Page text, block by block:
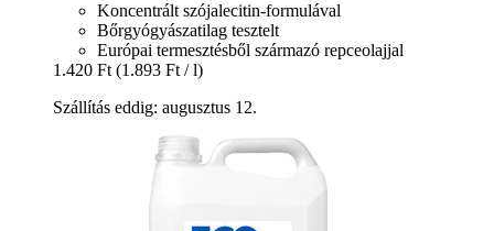
Koncentrált szójalecitin-formulával
Bőrgyógyászatilag tesztelt
Európai termesztésből származó repceolajjal
1.420 Ft (1.893 Ft / l)
Szállítás eddig: augusztus 12.